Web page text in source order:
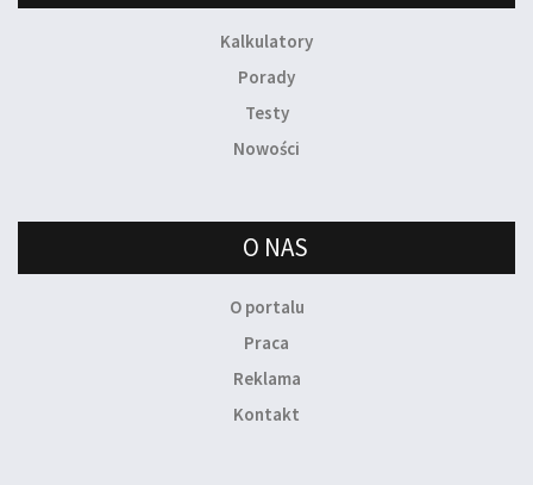
Kalkulatory
Porady
Testy
Nowości
O NAS
O portalu
Praca
Reklama
Kontakt